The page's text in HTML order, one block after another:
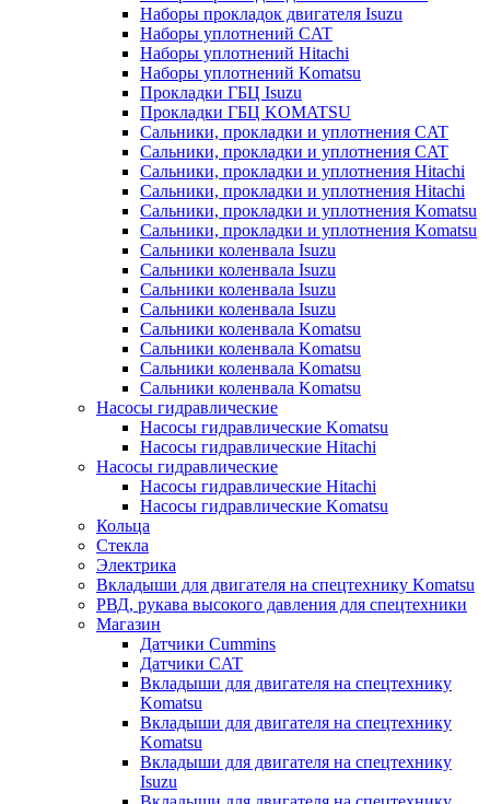
Наборы прокладок двигателя Isuzu
Наборы уплотнений CAT
Наборы уплотнений Hitachi
Наборы уплотнений Komatsu
Прокладки ГБЦ Isuzu
Прокладки ГБЦ KOMATSU
Сальники, прокладки и уплотнения CAT
Сальники, прокладки и уплотнения CAT
Сальники, прокладки и уплотнения Hitachi
Сальники, прокладки и уплотнения Hitachi
Сальники, прокладки и уплотнения Komatsu
Сальники, прокладки и уплотнения Komatsu
Сальники коленвала Isuzu
Сальники коленвала Isuzu
Сальники коленвала Isuzu
Сальники коленвала Isuzu
Сальники коленвала Komatsu
Сальники коленвала Komatsu
Сальники коленвала Komatsu
Сальники коленвала Komatsu
Насосы гидравлические
Насосы гидравлические Komatsu
Насосы гидравлические Hitachi
Насосы гидравлические
Насосы гидравлические Hitachi
Насосы гидравлические Komatsu
Кольца
Стекла
Электрика
Вкладыши для двигателя на спецтехнику Komatsu
РВД, рукава высокого давления для спецтехники
Магазин
Датчики Cummins
Датчики CAT
Вкладыши для двигателя на спецтехнику
Komatsu
Вкладыши для двигателя на спецтехнику
Komatsu
Вкладыши для двигателя на спецтехнику
Isuzu